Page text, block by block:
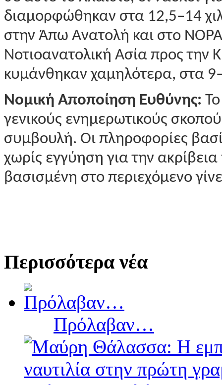
διαμορφώθηκαν στα 12,5–14
στην Άπω Ανατολή και στο
Νοτιοανατολική Ασία προς την
κυμάνθηκαν χαμηλότερα, στα
Νομική Αποποίηση Ευθύνης:
γενικούς ενημερωτικούς
συμβουλή. Οι πληροφορίες
χωρίς εγγύηση για την
βασισμένη στο περιεχόμενο
Περισσότερα νέα
Πρόλαβαν…